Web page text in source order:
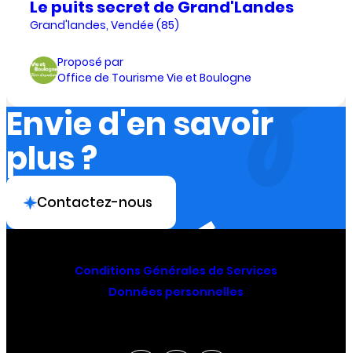
Le puits secret de Grand'Landes
Grand'landes, Vendée (85)
Proposé par
Office de Tourisme Vie et Boulogne
Envie d'en savoir
plus ?
Contactez-nous
Conditions Générales de Services
Données personnelles